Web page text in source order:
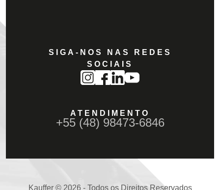
SIGA-NOS NAS REDES
SOCIAIS
ATENDIMENTO
+55 (48) 98473-6846
Kauffer © 2026 - Todos os Direitos Reservados